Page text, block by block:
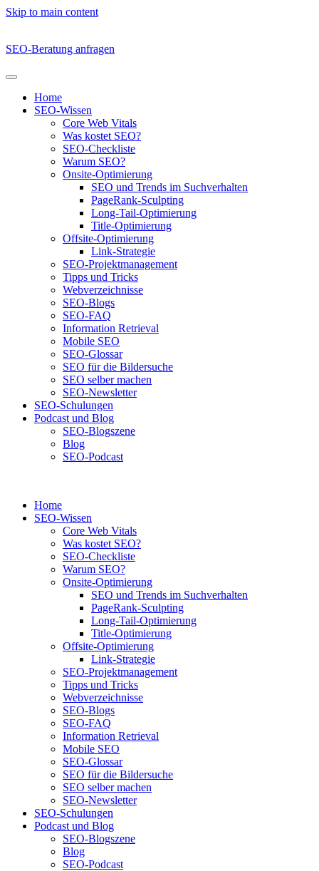
Skip to main content
SEO-Beratung anfragen
Home
SEO-Wissen
Core Web Vitals
Was kostet SEO?
SEO-Checkliste
Warum SEO?
Onsite-Optimierung
SEO und Trends im Suchverhalten
PageRank-Sculpting
Long-Tail-Optimierung
Title-Optimierung
Offsite-Optimierung
Link-Strategie
SEO-Projektmanagement
Tipps und Tricks
Webverzeichnisse
SEO-Blogs
SEO-FAQ
Information Retrieval
Mobile SEO
SEO-Glossar
SEO für die Bildersuche
SEO selber machen
SEO-Newsletter
SEO-Schulungen
Podcast und Blog
SEO-Blogszene
Blog
SEO-Podcast
Home
SEO-Wissen
Core Web Vitals
Was kostet SEO?
SEO-Checkliste
Warum SEO?
Onsite-Optimierung
SEO und Trends im Suchverhalten
PageRank-Sculpting
Long-Tail-Optimierung
Title-Optimierung
Offsite-Optimierung
Link-Strategie
SEO-Projektmanagement
Tipps und Tricks
Webverzeichnisse
SEO-Blogs
SEO-FAQ
Information Retrieval
Mobile SEO
SEO-Glossar
SEO für die Bildersuche
SEO selber machen
SEO-Newsletter
SEO-Schulungen
Podcast und Blog
SEO-Blogszene
Blog
SEO-Podcast